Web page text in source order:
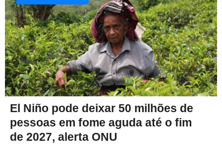
El Niño pode deixar 50 milhões de
pessoas em fome aguda até o fim
de 2027, alerta ONU